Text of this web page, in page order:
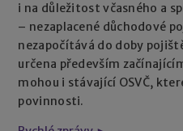
i na důležitost včasného a
– nezaplacené důchodové
nezapočítává do doby
určena především
mohou i stávající OSVČ,
povinnosti.